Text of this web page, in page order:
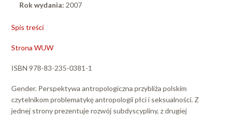
Rok wydania: 2007
Spis treści
Strona WUW
ISBN 978-83-235-0381-1
Gender. Perspektywa antropologiczna przybliża polskim
czytelnikom problematykę antropologii płci i seksualności. Z
jednej strony prezentuje rozwój subdyscypliny, z drugiej